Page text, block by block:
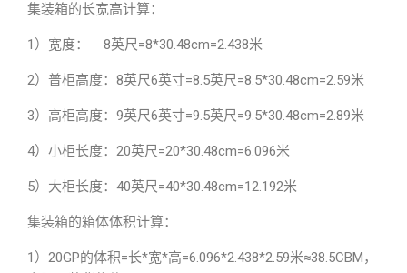
集装箱的长宽高计算：
1）宽度： 8英尺=8*30.48cm=2.438米
2）普柜高度：8英尺6英寸=8.5英尺=8.5*30.48cm=2.59米
3）高柜高度：9英尺6英寸=9.5英尺=9.5*30.48cm=2.89米
4）小柜长度：20英尺=20*30.48cm=6.096米
5）大柜长度：40英尺=40*30.48cm=12.192米
集装箱的箱体体积计算：
1）20GP的体积=长*宽*高=6.096*2.438*2.59米≈38.5CBM，